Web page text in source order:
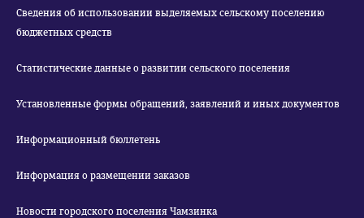
Сведения об использовании выделяемых сельскому поселению
бюджетных средств
Статистические данные о развитии сельского поселения
Установленные формы обращений, заявлений и иных документов
Информационный бюллетень
Информация о размещении заказов
Новости городского поселения Чамзинка